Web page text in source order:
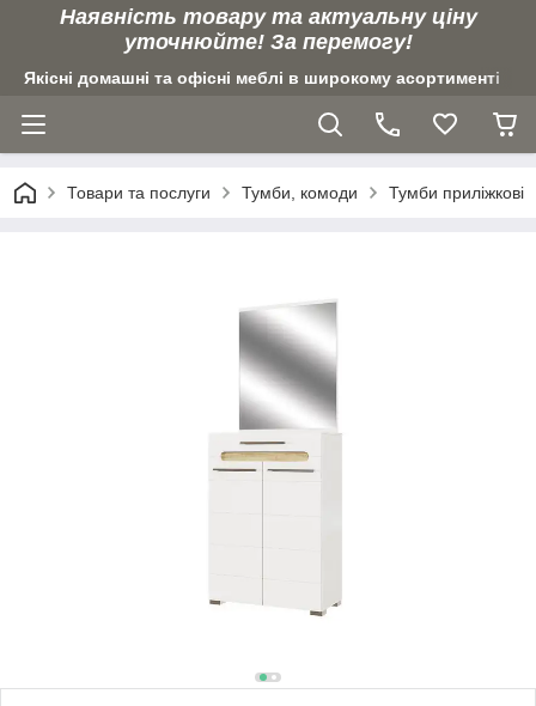
Наявність товару та актуальну ціну
уточнюйте! За перемогу!
Якісні домашні та офісні меблі в широкому асортименті
Товари та послуги Тумби, комоди Тумби приліжкові